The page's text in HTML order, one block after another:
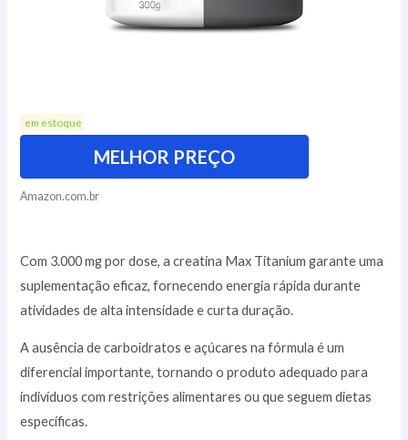
em estoque
MELHOR PREÇO
Amazon.com.br
Com 3.000 mg por dose, a creatina Max Titanium garante uma
suplementação eficaz, fornecendo energia rápida durante
atividades de alta intensidade e curta duração.
A ausência de carboidratos e açúcares na fórmula é um
diferencial importante, tornando o produto adequado para
indivíduos com restrições alimentares ou que seguem dietas
específicas.